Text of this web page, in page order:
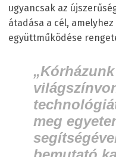
ugyancsak az
átadása a cél,
együttműködése
meg